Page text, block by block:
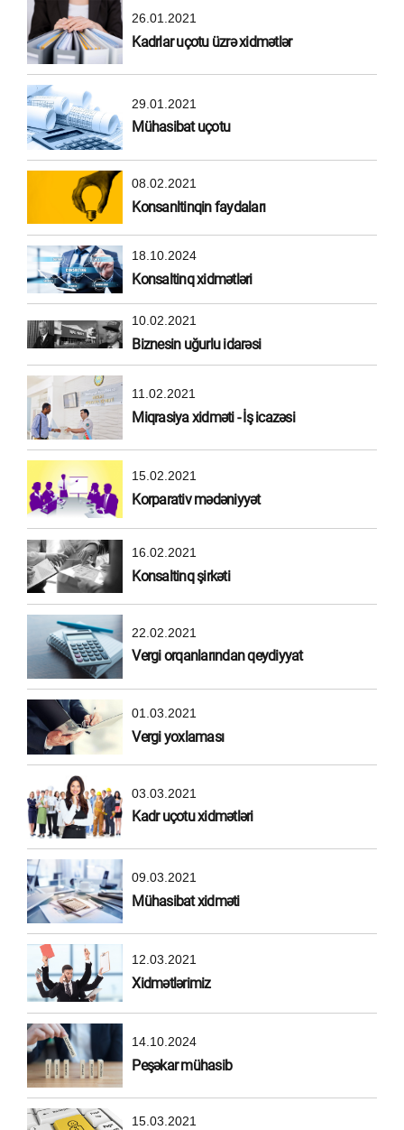
26.01.2021
Kadrlar uçotu üzrə xidmətlər
29.01.2021
Mühasibat uçotu
08.02.2021
Konsanltinqin faydaları
18.10.2024
Konsaltinq xidmətləri
10.02.2021
Biznesin uğurlu idarəsi
11.02.2021
Miqrasiya xidməti - İş icazəsi
15.02.2021
Korparativ mədəniyyət
16.02.2021
Konsaltinq şirkəti
22.02.2021
Vergi orqanlarından qeydiyyat
01.03.2021
Vergi yoxlaması
03.03.2021
Kadr uçotu xidmətləri
09.03.2021
Mühasibat xidməti
12.03.2021
Xidmətlərimiz
14.10.2024
Peşəkar mühasib
15.03.2021